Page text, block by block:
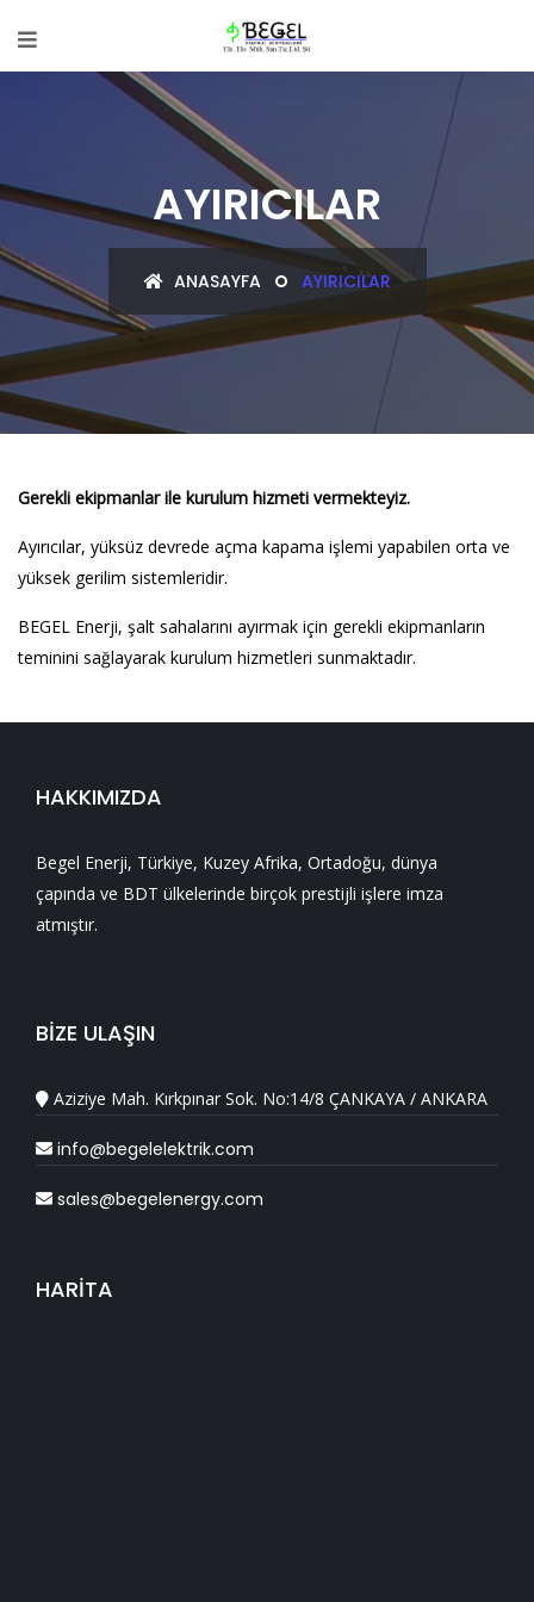
AYIRICILAR
ANASAYFA AYIRICILAR
Gerekli ekipmanlar ile kurulum hizmeti vermekteyiz.
Ayırıcılar, yüksüz devrede açma kapama işlemi yapabilen orta ve
yüksek gerilim sistemleridir.
BEGEL Enerji, şalt sahalarını ayırmak için gerekli ekipmanların
teminini sağlayarak kurulum hizmetleri sunmaktadır.
HAKKIMIZDA
Begel Enerji, Türkiye, Kuzey Afrika, Ortadoğu, dünya
çapında ve BDT ülkelerinde birçok prestijli işlere imza
atmıştır.
BİZE ULAŞIN
Aziziye Mah. Kırkpınar Sok. No:14/8 ÇANKAYA / ANKARA
info@begelelektrik.com
sales@begelenergy.com
HARİTA